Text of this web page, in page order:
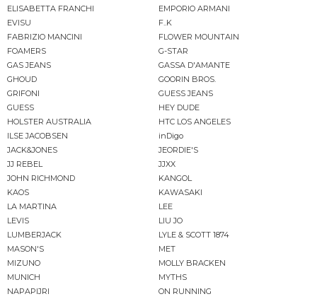
ELISABETTA FRANCHI
EMPORIO ARMANI
EVISU
F..K
FABRIZIO MANCINI
FLOWER MOUNTAIN
FOAMERS
G-STAR
GAS JEANS
GASSA D'AMANTE
GHOUD
GOORIN BROS.
GRIFONI
GUESS JEANS
GUESS
HEY DUDE
HOLSTER AUSTRALIA
HTC LOS ANGELES
ILSE JACOBSEN
inDigo
JACK&JONES
JEORDIE'S
JJ REBEL
JJXX
JOHN RICHMOND
KANGOL
KAOS
KAWASAKI
LA MARTINA
LEE
LEVIS
LIU JO
LUMBERJACK
LYLE & SCOTT 1874
MASON'S
MET
MIZUNO
MOLLY BRACKEN
MUNICH
MYTHS
NAPAPIJRI
ON RUNNING